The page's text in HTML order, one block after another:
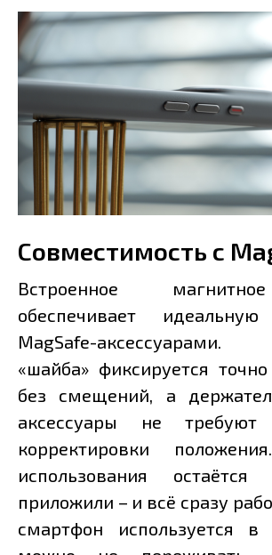
Совместимость с
Встроенное
обеспечивает
MagSafe-
«шайба» фиксируется
без смещений, а
аксессуары не требуют
корректировки
использования остаётся
приложили – и всё сразу
смартфон используется в